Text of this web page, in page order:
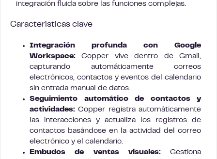
integración fluida sobre las funciones complejas.
Características clave
Integración profunda con Google
Workspace: Copper vive dentro de Gmail,
capturando automáticamente correos
electrónicos, contactos y eventos del calendario
sin entrada manual de datos.
Seguimiento automático de contactos y
actividades: Copper registra automáticamente
las interacciones y actualiza los registros de
contactos basándose en la actividad del correo
electrónico y el calendario.
Embudos de ventas visuales:Gestiona